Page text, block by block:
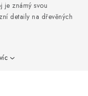
je známý svou
detaily na dřevěných